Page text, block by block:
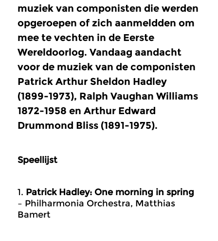
muziek van componisten die werden
opgeroepen of zich aanmeldden om
mee te vechten in de Eerste
Wereldoorlog. Vandaag aandacht
voor de muziek van de componisten
Patrick Arthur Sheldon Hadley
(1899-1973), Ralph Vaughan Williams
1872-1958 en Arthur Edward
Drummond Bliss (1891-1975).
Speellijst
1. Patrick Hadley: One morning in spring
– Philharmonia Orchestra, Matthias
Bamert